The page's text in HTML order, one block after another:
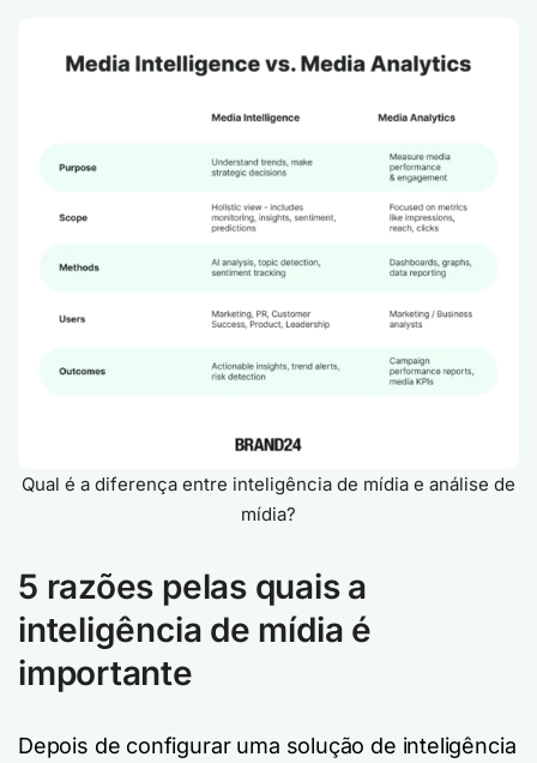
Qual é a diferença entre inteligência de mídia e análise de
mídia?
5 razões pelas quais a
inteligência de mídia é
importante
Depois de configurar uma solução de inteligência